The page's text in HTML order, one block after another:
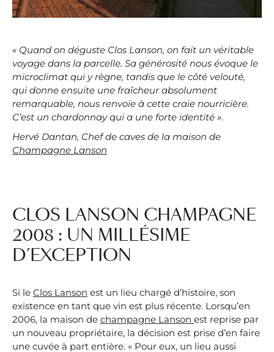
« Quand on déguste Clos Lanson, on fait un véritable
voyage dans la parcelle. Sa générosité nous évoque le
microclimat qui y règne, tandis que le côté velouté,
qui donne ensuite une fraîcheur absolument
remarquable, nous renvoie à cette craie nourricière.
C’est un chardonnay qui a une forte identité ».
Hervé Dantan, Chef de caves de la maison de
Champagne Lanson
CLOS LANSON CHAMPAGNE
2008 : UN MILLÉSIME
D’EXCEPTION
Si le Clos Lanson est un lieu chargé d’histoire, son
existence en tant que vin est plus récente. Lorsqu’en
2006, la maison de champagne Lanson est reprise par
un nouveau propriétaire, la décision est prise d’en faire
une cuvée à part entière. « Pour eux, un lieu aussi